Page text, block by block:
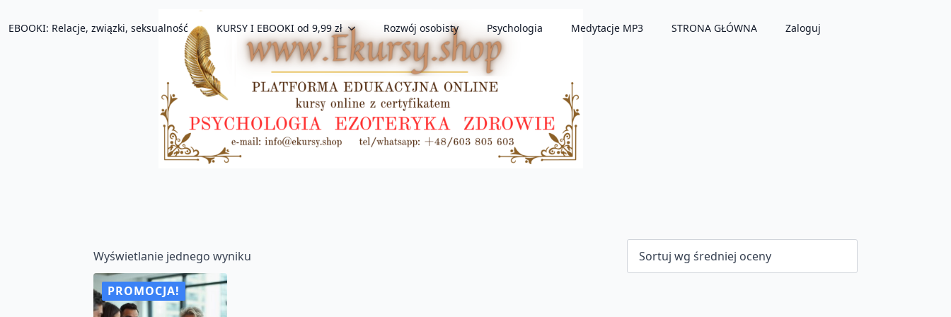
EBOOKI: Relacje, związki, seksualność KURSY I EBOOKI od 9,99 zł Rozwój osobisty Psychologia Medytacje MP3 STRONA GŁÓWNA Zaloguj
Wyświetlanie jednego wyniku
PROMOCJA!